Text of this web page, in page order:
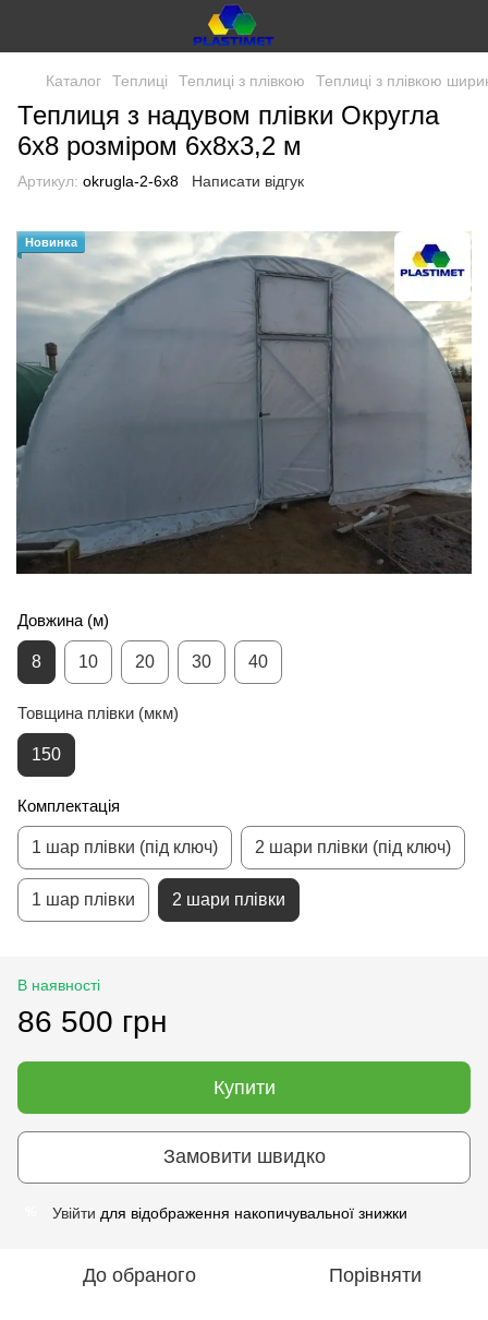
Каталог Теплиці Теплиці з плівкою Теплиці з плівкою
Теплиця з надувом плівки Округла
6x8 розміром 6х8х3,2 м
Артикул: okrugla-2-6x8 Написати відгук
Новинка
Довжина (м)
8 10 20 30 40
Товщина плівки (мкм)
150
Комплектація
1 шар плівки (під ключ) 2 шари плівки (під ключ)
1 шар плівки 2 шари плівки
В наявності
86 500 грн
Купити
Замовити швидко
Увійти для відображення накопичувальної знижки
До обраного Порівняти